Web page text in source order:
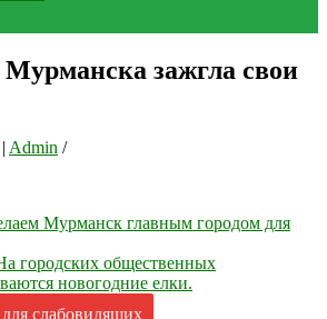
Мурманска зажгла свои
| Admin /
Мурманск главным городом для
городских общественных
новогодние елки.
слабовидящих